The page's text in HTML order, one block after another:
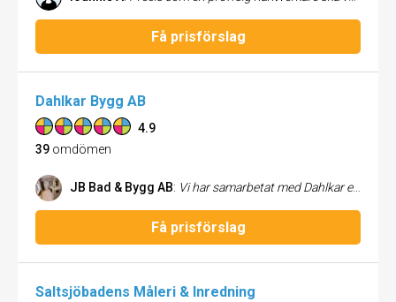
Få prisförslag
Dahlkar Bygg AB
4.9
39 omdömen
JB Bad & Bygg AB: Vi har samarbetat med Dahlkar ett tag, professionella och alltid mån om detaljer och bästa lösning. Enkla att ha med att göra , solklar femma !
Få prisförslag
Saltsjöbadens Måleri & Inredning